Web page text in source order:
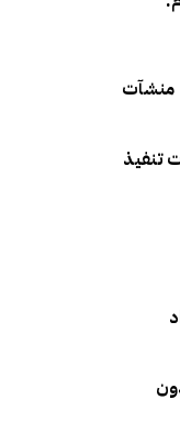
منشآت
تنفيذ